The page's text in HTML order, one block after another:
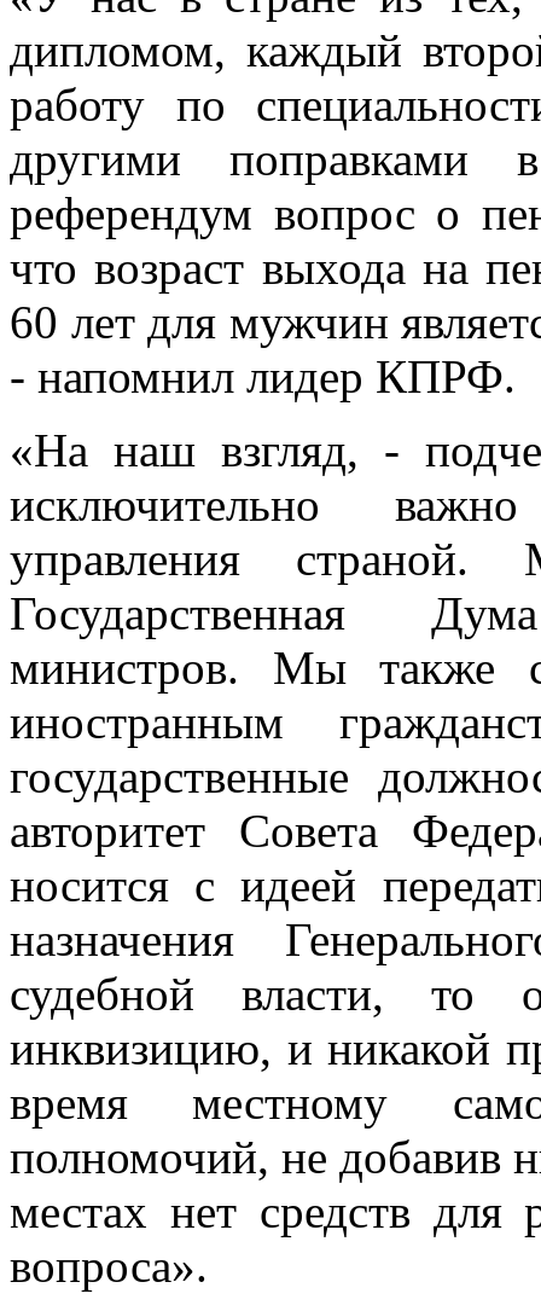
дипломом, каждый
работу по
другими поправками
референдум вопрос о
что возраст выхода на
60 лет для мужчин
- напомнил лидер КПРФ.
«На наш взгляд, -
исключительно
управления
Государственная
министров. Мы также
иностранным
государственные
авторитет Совета
носится с идеей
назначения
судебной власти, то
инквизицию, и никакой
время местному
полномочий, не добавив
местах нет средств
вопроса».